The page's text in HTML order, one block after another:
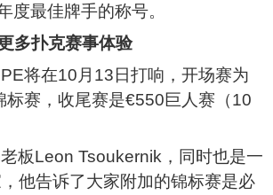
度最佳牌手的称号。
更多扑克赛事体验
将在10月13日打响，开场赛为
标赛，收尾赛是€550巨人赛（10
板Leon Tsoukernik，同时也是一
他告诉了大家附加的锦标赛是必